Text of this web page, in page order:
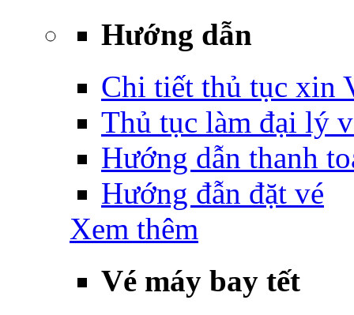
Hướng dẫn
Chi tiết thủ tục xin
Thủ tục làm đại lý
Hướng dẫn thanh
Hướng đẫn đặt vé
Xem thêm
Vé máy bay tết